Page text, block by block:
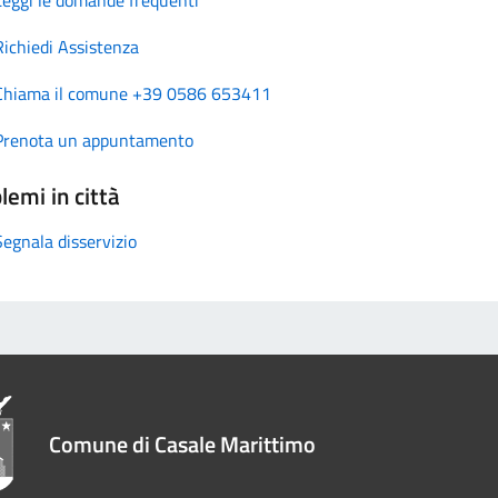
Assistenza
il comune +39 0586 653411
un appuntamento
in città
disservizio
Comune di Casale Marittimo